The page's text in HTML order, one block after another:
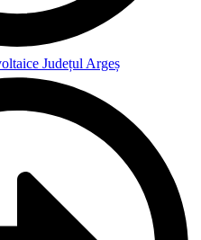
Județul Argeș